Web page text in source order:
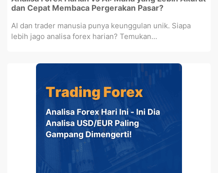
dan Cepat Membaca Pergerakan Pasar?
AI dan trader manusia punya keunggulan unik. Siapa
lebih jago analisa forex harian? Temukan...